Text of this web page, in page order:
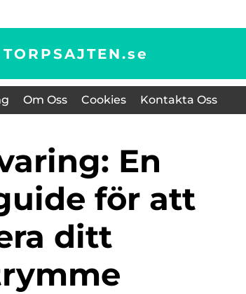
TORPSAJTEN.se
Om Oss Cookies Kontakta Oss
för att
ditt